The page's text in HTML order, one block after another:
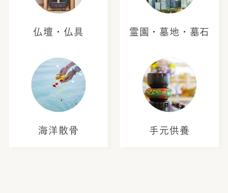
仏壇・仏具 霊園・墓地・墓石
海洋散骨 手元供養